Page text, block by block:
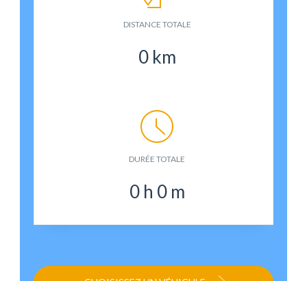
DISTANCE TOTALE
0 km
DURÉE TOTALE
0 h 0 m